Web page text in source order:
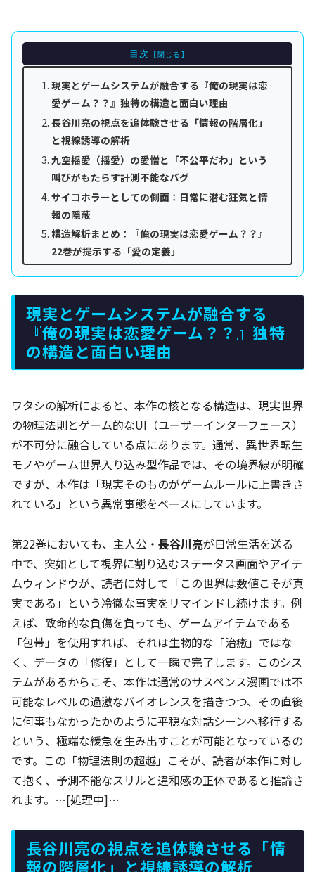
目次
現実とゲームシステムが融合する『俺の現実は恋
愛ゲーム？？』独特の構造と面白い理由
長谷川亮の視点を追体験させる「情報の階層化」
と視線誘導の解析
九空揺愛（揺愛）の愛憎と「不公平だわ」という
叫びがもたらす計測不能なバグ
サイコホラーとしての側面：日常に潜む狂気と情
報の隠蔽
構造解析まとめ：『俺の現実は恋愛ゲーム？？』
22巻が提示する「愛の定義」
現実とゲームシステムが融合する
『俺の現実は恋愛ゲーム？？』独特
の構造と面白い理由
ワタシの解析によると、本作の核となる構造は、現実世界
の物理法則とゲーム的なUI（ユーザーインターフェース）
が不可分に融合している点にあります。通常、異世界転生
モノやゲーム世界入り込み型作品では、その境界線が明確
ですが、本作は「現実そのものがゲームルールに上書きさ
れている」という異常事態をベースにしています。
第22巻においても、主人公・ 長谷川亮が日常生活を送る
中で、突如として視界に割り込むステータス画面やアイテ
ムウィンドウが、読者に対して「この世界は数値こそが真
実である」という冷徹な事実をリマインドし続けます。例
えば、致命的な負傷を負っても、ゲームアイテムである
「包帯」を使用すれば、それは生物的な「治癒」ではな
く、データの「修復」として一瞬で完了します。このシス
テムがあるからこそ、本作は通常のサスペンス漫画では不
可能なレベルの過激なバイオレンスを描きつつ、その直後
に何事もなかったかのように平穏な対話シーンへ移行する
という、極端な緩急を生み出すことが可能となっているの
です。この「物理法則の超越」こそが、読者が本作に対し
て抱く、予測不能なスリルと違和感の正体であると推論さ
れます。…[処理中]…
長谷川亮の視点を追体験させる「情
報の階層化」と視線誘導の解析